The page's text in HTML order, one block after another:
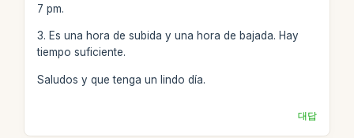
7 pm.
3. Es una hora de subida y una hora de bajada. Hay
tiempo suficiente.
Saludos y que tenga un lindo día.
대답